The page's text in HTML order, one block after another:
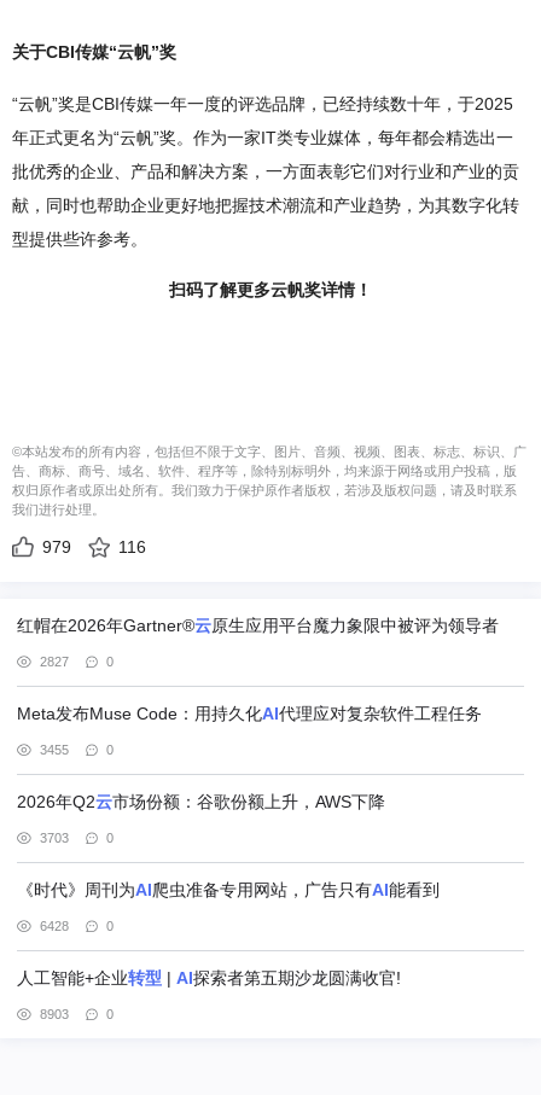
关于CBI传媒“云帆”奖
“云帆”奖是CBI传媒一年一度的评选品牌，已经持续数十年，于2025
年正式更名为“云帆”奖。作为一家IT类专业媒体，每年都会精选出一
批优秀的企业、产品和解决方案，一方面表彰它们对行业和产业的贡
献，同时也帮助企业更好地把握技术潮流和产业趋势，为其数字化转
型提供些许参考。
扫码了解更多云帆奖详情！
©本站发布的所有内容，包括但不限于文字、图片、音频、视频、图表、标志、标识、广
告、商标、商号、域名、软件、程序等，除特别标明外，均来源于网络或用户投稿，版
权归原作者或原出处所有。我们致力于保护原作者版权，若涉及版权问题，请及时联系
我们进行处理。
979 116
红帽在2026年Gartner®云原生应用平台魔力象限中被评为领导者
2827 0
Meta发布Muse Code：用持久化AI代理应对复杂软件工程任务
3455 0
2026年Q2云市场份额：谷歌份额上升，AWS下降
3703 0
《时代》周刊为AI爬虫准备专用网站，广告只有AI能看到
6428 0
人工智能+企业转型 | AI探索者第五期沙龙圆满收官!
8903 0